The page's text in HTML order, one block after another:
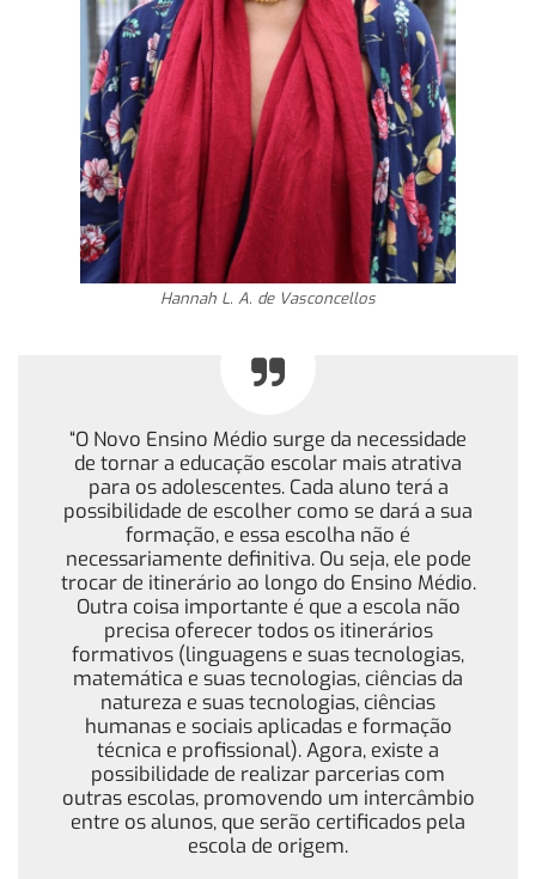
Hannah L. A. de Vasconcellos
“O Novo Ensino Médio surge da necessidade
de tornar a educação escolar mais atrativa
para os adolescentes. Cada aluno terá a
possibilidade de escolher como se dará a sua
formação, e essa escolha não é
necessariamente definitiva. Ou seja, ele pode
trocar de itinerário ao longo do Ensino Médio.
Outra coisa importante é que a escola não
precisa oferecer todos os itinerários
formativos (linguagens e suas tecnologias,
matemática e suas tecnologias, ciências da
natureza e suas tecnologias, ciências
humanas e sociais aplicadas e formação
técnica e profissional). Agora, existe a
possibilidade de realizar parcerias com
outras escolas, promovendo um intercâmbio
entre os alunos, que serão certificados pela
escola de origem.